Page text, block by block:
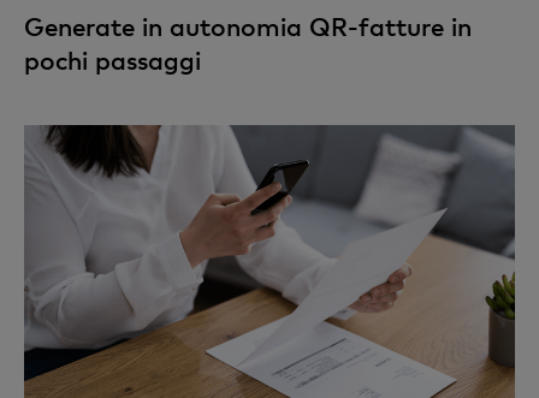
Generate in autonomia QR-fatture in
pochi passaggi